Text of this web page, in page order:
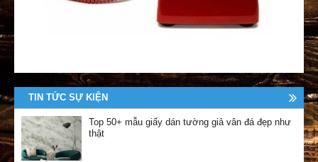
TIN TỨC SỰ KIỆN
Top 50+ mẫu giấy dán tường giả vân đá đẹp như
thật